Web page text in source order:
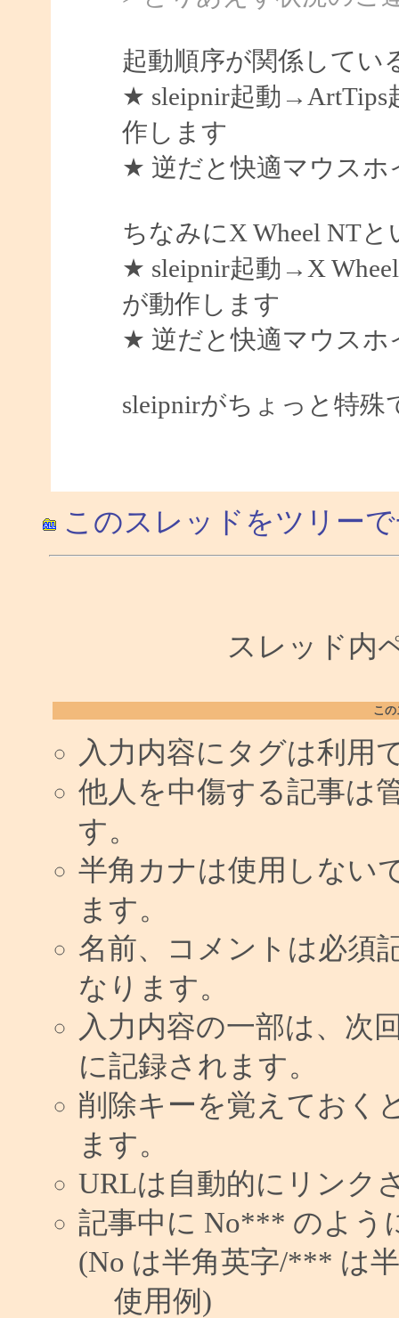
起動順序が関係してい
★ sleipnir起動
作します
★ 逆だと快適マウスホ
ちなみにX Wheel NT
★ sleipnir起動→X
が動作します
★ 逆だと快適マウスホ
sleipnirがちょっと特殊
このスレッドをツリー
スレッド内
こ
入力内容にタグは利用
他人を中傷する記事は
す。
半角カナは使用しない
ます。
名前、コメントは必須
なります。
入力内容の一部は、次
に記録されます。
削除キーを覚えておく
ます。
URLは自動的にリンク
記事中に No*** のよう
(No は半角英字/*** は
使用例)